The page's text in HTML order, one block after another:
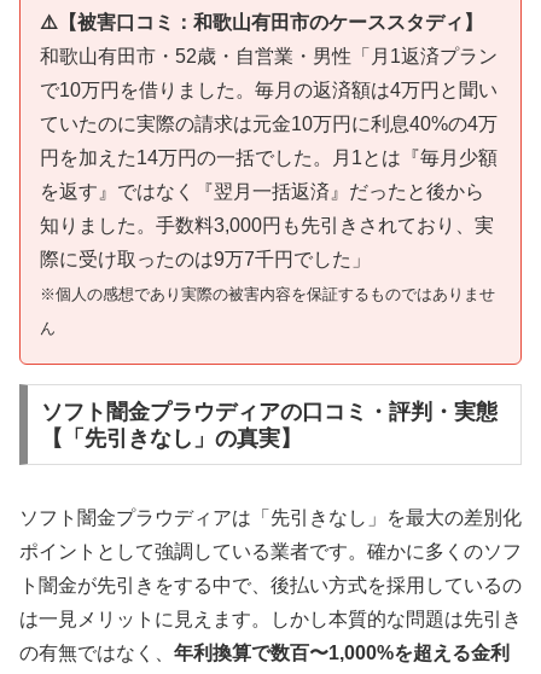
⚠️【被害口コミ：和歌山有田市のケーススタディ】
和歌山有田市・52歳・自営業・男性「月1返済プラン
で10万円を借りました。毎月の返済額は4万円と聞い
ていたのに実際の請求は元金10万円に利息40%の4万
円を加えた14万円の一括でした。月1とは『毎月少額
を返す』ではなく『翌月一括返済』だったと後から
知りました。手数料3,000円も先引きされており、実
際に受け取ったのは9万7千円でした」
※個人の感想であり実際の被害内容を保証するものではありませ
ん
ソフト闇金プラウディアの口コミ・評判・実態
【「先引きなし」の真実】
ソフト闇金プラウディアは「先引きなし」を最大の差別化
ポイントとして強調している業者です。確かに多くのソフ
ト闇金が先引きをする中で、後払い方式を採用しているの
は一見メリットに見えます。しかし本質的な問題は先引き
の有無ではなく、 年利換算で数百〜1,000%を超える金利